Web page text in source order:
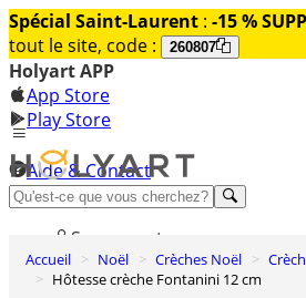
Spécial Saint-Laurent : -15 %
tout le site, code :
260807
Holyart APP
App Store
Play Store
Aide & Contact
Découvrez Premium
Se connecter
Liste des envies
Accueil Noël Crèches Noël
Hôtesse crèche Fontanini 12 cm